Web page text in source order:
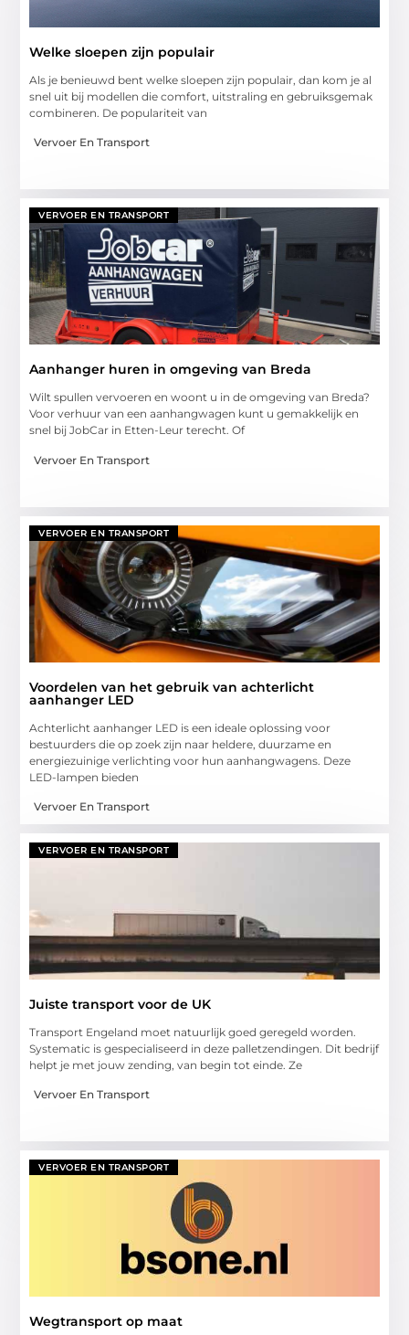
Welke sloepen zijn populair
Als je benieuwd bent welke sloepen zijn populair, dan kom je al
snel uit bij modellen die comfort, uitstraling en gebruiksgemak
combineren. De populariteit van
Vervoer En Transport
VERVOER EN TRANSPORT
Aanhanger huren in omgeving van Breda
Wilt spullen vervoeren en woont u in de omgeving van Breda?
Voor verhuur van een aanhangwagen kunt u gemakkelijk en
snel bij JobCar in Etten-Leur terecht. Of
Vervoer En Transport
VERVOER EN TRANSPORT
Voordelen van het gebruik van achterlicht
aanhanger LED
Achterlicht aanhanger LED is een ideale oplossing voor
bestuurders die op zoek zijn naar heldere, duurzame en
energiezuinige verlichting voor hun aanhangwagens. Deze
LED-lampen bieden
Vervoer En Transport
VERVOER EN TRANSPORT
Juiste transport voor de UK
Transport Engeland moet natuurlijk goed geregeld worden.
Systematic is gespecialiseerd in deze palletzendingen. Dit bedrijf
helpt je met jouw zending, van begin tot einde. Ze
Vervoer En Transport
VERVOER EN TRANSPORT
Wegtransport op maat